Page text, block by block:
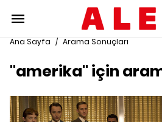
Ana Sayfa / Arama Sonuçları
"amerika" için